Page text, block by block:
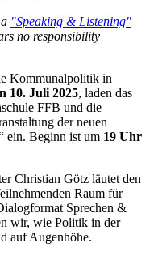
"Speaking & Listening"
no responsibility
Kommunalpolitik in
10. Juli 2025, laden das
FFB und die
der neuen
ein. Beginn ist um 19 Uhr
Christian Götz läutet den
Raum für
Sprechen &
wir, wie Politik in der
auf Augenhöhe.